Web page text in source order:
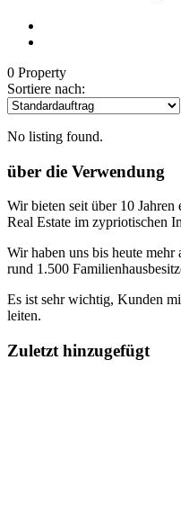
0 Property
Sortiere nach:
No listing found.
über die Verwendung
Wir bieten seit über 10
Real Estate im zypriotischen
Wir haben uns bis heute mehr
rund 1.500
Es ist sehr wichtig, Kunden
leiten.
Zuletzt hinzugefügt